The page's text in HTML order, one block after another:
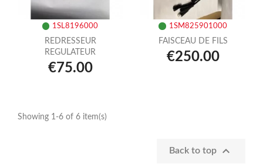
1SL8196000
REDRESSEUR
REGULATEUR
€75.00
1SM825901000
FAISCEAU DE FILS
€250.00
Showing 1-6 of 6 item(s)
Back to top 